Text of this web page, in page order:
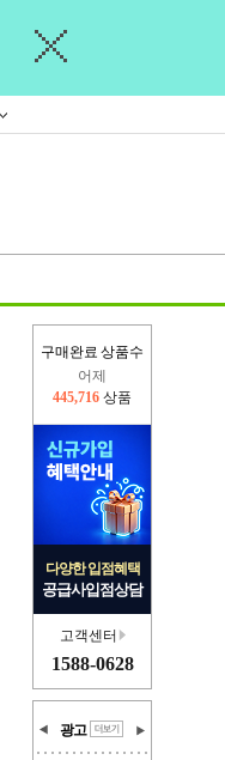
구매완료 상품수
오늘(현재)
329,527 상품
다양한 입점혜택
공급사입점상담
고객센터
1588-0628
광고